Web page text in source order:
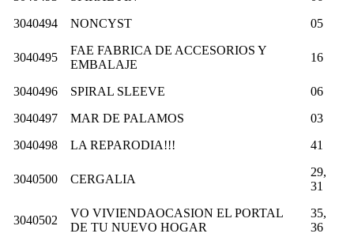
3040494
NONCYST 05
3040495
FAE FABRICA DE ACCESORIOS Y
EMBALAJE
16
3040496 SPIRAL SLEEVE
06
3040497
MAR DE PALAMOS
03
3040498
LA REPARODIA!!! 41
3040500 CERGALIA
29,
31
3040502
VO VIVIENDAOCASION EL PORTAL
DE TU NUEVO HOGAR
35,
36